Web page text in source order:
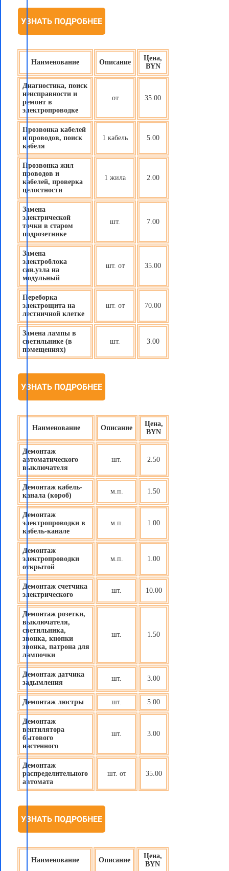
УЗНАТЬ ПОДРОБНЕЕ
Наименование Описание
Цена,
BYN
Диагностика, поиск
неисправности и
ремонт в
электропроводке
от 35.00
Прозвонка кабелей
и проводов, поиск
кабеля
1 кабель 5.00
Прозвонка жил
проводов и
кабелей, проверка
целостности
1 жила 2.00
Замена
электрической
точки в старом
подрозетнике
шт. 7.00
Замена
электроблока
сан.узла на
модульный
шт. от 35.00
Переборка
электрощита на
лестничной клетке
шт. от 70.00
Замена лампы в
светильнике (в
помещениях)
шт. 3.00
УЗНАТЬ ПОДРОБНЕЕ
Наименование Описание
Цена,
BYN
Демонтаж
автоматического
выключателя
шт. 2.50
Демонтаж кабель-
канала (короб)
м.п. 1.50
Демонтаж
электропроводки в
кабель-канале
м.п. 1.00
Демонтаж
электропроводки
открытой
м.п. 1.00
Демонтаж счетчика
электрического
шт. 10.00
Демонтаж розетки,
выключателя,
светильника,
звонка, кнопки
звонка, патрона для
лампочки
шт. 1.50
Демонтаж датчика
задымления
шт. 3.00
Демонтаж люстры шт. 5.00
Демонтаж
вентилятора
бытового
настенного
шт. 3.00
Демонтаж
распределительного
автомата
шт. от 35.00
УЗНАТЬ ПОДРОБНЕЕ
Наименование Описание
Цена,
BYN